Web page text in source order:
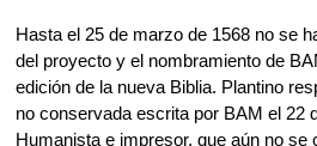
Hasta el 25 de marzo de 1568 no se
del proyecto y el nombramiento de
edición de la nueva Biblia. Plantino
no conservada escrita por BAM el 22
Humanista e impresor, que aún no se